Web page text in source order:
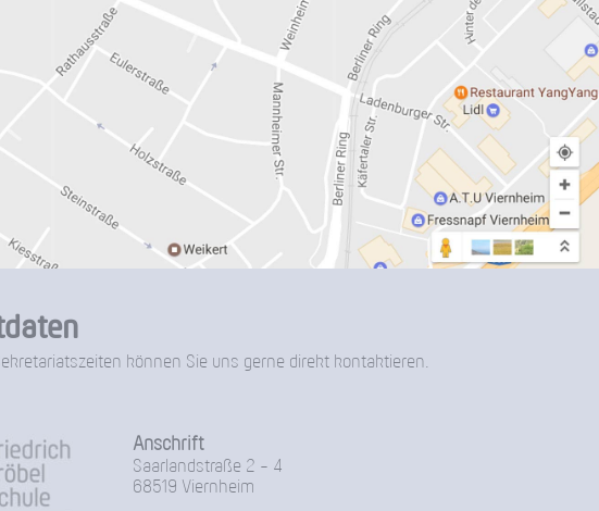
können Sie uns gerne direkt kontaktieren.
Anschrift
Saarlandstraße 2 - 4
68519 Viernheim